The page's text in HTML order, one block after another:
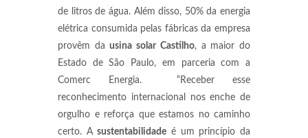
de litros de água. Além disso, 50% da energia
elétrica consumida pelas fábricas da empresa
provêm dausina solar Castilho, a maior do
Estado de São Paulo, em parceria com a
Comerc Energia. “Receber esse
reconhecimento internacional nos enche de
orgulho e reforça que estamos no caminho
certo. Asustentabilidade é um princípio da